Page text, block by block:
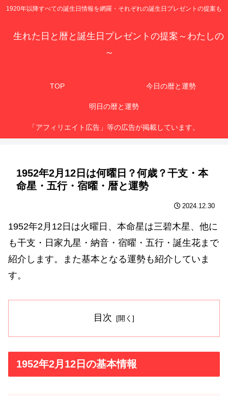
1920年以降すべての誕生日情報を網羅・それぞれの誕生日プレゼントの提案も
生れた日と暦と誕生日プレゼントの提案～わたしの
～
TOP 今日の暦と運勢
明日の暦と運勢
「アフィリエイト広告」等の広告が掲載しています。
1952年2月12日は何曜日？何歳？干支・本
命星・五行・宿曜・暦と運勢
2024.12.30
1952年2月12日は火曜日、本命星は三碧木星、他に
も干支・日家九星・納音・宿曜・五行・誕生花まで
紹介します。また基本となる運勢も紹介していま
す。
目次
1952年2月12日の基本情報